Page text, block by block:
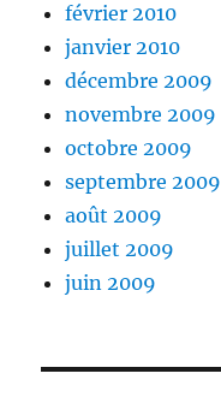
février 2010
janvier 2010
décembre 2009
novembre 2009
octobre 2009
septembre 2009
août 2009
juillet 2009
juin 2009